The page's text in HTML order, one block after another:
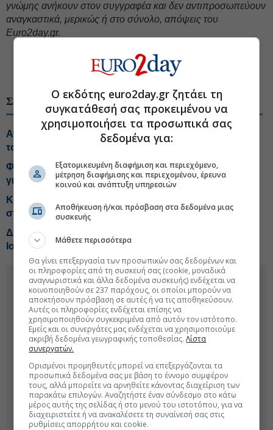
γνώμης ανήκουν στον συγγραφέα και δεν αντιπροσωπεύουν
αναγκαστικά, μερικώς ή στο σύνολο, απόψεις του
Euro2day.gr.
#Τουρκική οικονομία
ΣΧΕΤΙΚΑ ΘΕΜΑΤΑ
Αντιδρά η Τουρκία στο ελληνικό χωροταξικό για τον
τουρισμό
Φαραντούρης: Απάντηση-κόλαφος της Κάγια Κάλλας
για Τουρκία και αλιευτική πολιτική
Κογκρέσο: Νομοσχέδιο συνδέει τις πωλήσεις όπλων
στην Τουρκία με τα ανθρώπινα δικαιώματα
Διευρύνθηκε το εμπορικό έλλειμμα της Τουρκίας τον
Ιούλιο
Ο εκδότης euro2day.gr ζητάει τη
συγκατάθεσή σας προκειμένου να
χρησιμοποιήσει τα προσωπικά σας
δεδομένα για:
Εξατομικευμένη διαφήμιση και περιεχόμενο,
μέτρηση διαφήμισης και περιεχομένου, έρευνα
κοινού και ανάπτυξη υπηρεσιών
Αποθήκευση ή/και πρόσβαση στα δεδομένα μιας
συσκευής
Μάθετε περισσότερα
Θα γίνει επεξεργασία των προσωπικών σας δεδομένων και
οι πληροφορίες από τη συσκευή σας (cookie, μοναδικά
αναγνωριστικά και άλλα δεδομένα συσκευής) ενδέχεται να
κοινοποιηθούν σε 237 παρόχους, οι οποίοι μπορούν να
αποκτήσουν πρόσβαση σε αυτές ή να τις αποθηκεύσουν.
Αυτές οι πληροφορίες ενδέχεται επίσης να
χρησιμοποιηθούν συγκεκριμένα από αυτόν τον ιστότοπο.
Εμείς και οι συνεργάτες μας ενδέχεται να χρησιμοποιούμε
ακριβή δεδομένα γεωγραφικής τοποθεσίας.Λίστα
συνεργατών.
Ορισμένοι προμηθευτές μπορεί να επεξεργάζονται τα
προσωπικά δεδομένα σας με βάση το έννομο συμφέρον
τους, αλλά μπορείτε να αρνηθείτε κάνοντας διαχείριση των
παρακάτω επιλογών. Αναζητήστε έναν σύνδεσμο στο κάτω
μέρος αυτής της σελίδας ή στο μενού του ιστοτόπου, για να
διαχειριστείτε ή να ανακαλέσετε τη συναίνεσή σας στις
ρυθμίσεις απορρήτου και cookie.